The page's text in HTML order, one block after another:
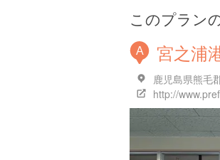
このプラン
A 宮之浦
鹿児島県熊毛